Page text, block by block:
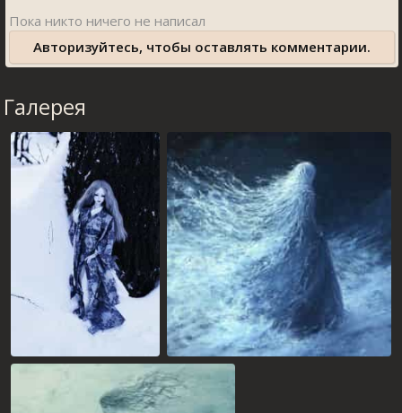
Авторизуйтесь, чтобы оставлять комментарии.
Галерея